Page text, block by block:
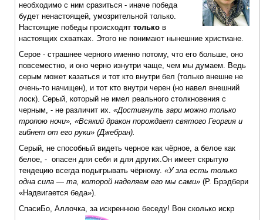
необходимо с ним сразиться - иначе победа
будет ненастоящей, умозрительной только.
Настоящие победы происходяттолько в
настоящих схватках. Этого не понимают нынешние христиане.
Серое - страшнее черного именно потому, что его больше, оно
повсеместно, и оно черно изнутри чаще, чем мы думаем. Ведь
серым может казаться и тот кто внутри бел (только внешне не
очень-то начищен), и тот кто внутри черен (но навел внешний
лоск). Серый, который не имел реального столкновения с
черным, - не различит их.«Достигнуть зари можно только
тропою ночи»,«Всякий дракон порождает святого Георгия и
гибнет от его руки» (Джебран).
Серый, не способный видеть черное как чёрное, а белое как
белое, - опасен для себя и для других.Он имеет скрытую
тендецию всегда подыгрывать чёрному.«У зла есть только
одна сила — та, которой наделяем его мы сами» (Р. Брэдбери
«Надвигается беда»).
СпасиБо, Аллочка, за искреннюю беседу! Вон сколько искр